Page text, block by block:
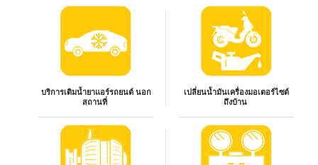
บริการเติมน้ำยาแอร์รถยนต์ นอก
สถานที่
เปลี่ยนน้ำมันเครื่องมอเตอร์ไซต์
ถึงบ้าน